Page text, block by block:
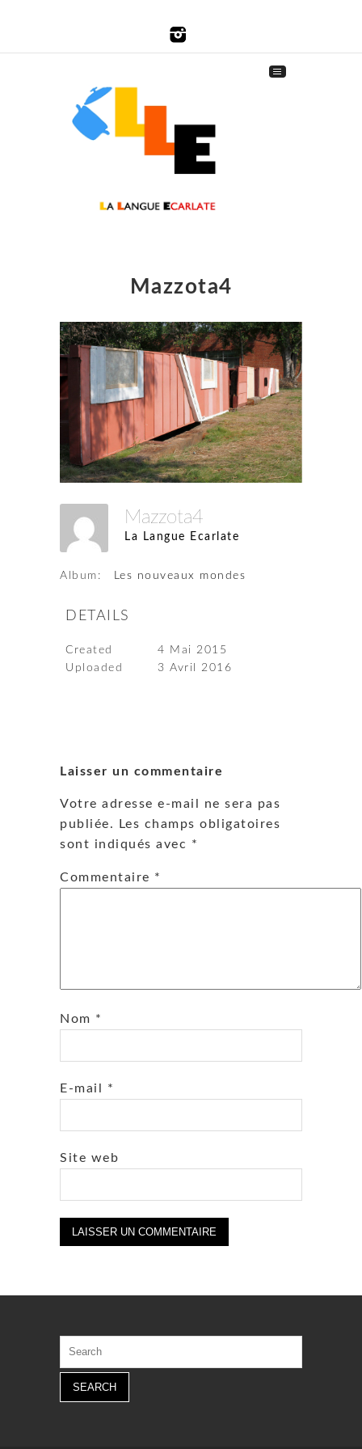
Mazzota4
Mazzota4
La Langue Ecarlate
Album: Les nouveaux mondes
DETAILS
Created
4 Mai 2015
Uploaded
3 Avril 2016
Laisser un commentaire
Votre adresse e-mail ne sera pas
publiée. Les champs obligatoires
sont indiqués avec *
Commentaire *
Nom *
E-mail *
Site web
for: